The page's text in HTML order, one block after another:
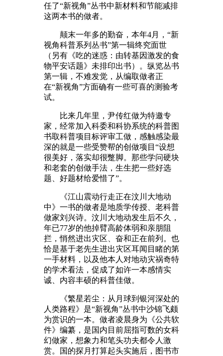
任了“新视角”丛书中新材料和节能减排
这两本书的做者。
颠末一年多的勤奋，本年4月，“新
视角科普系列丛书”第一辑终究面世
（另有《吃的迷惑：由转基因激发的食
物平安话题》未排印出书）。纵览丛书
第一辑，不难发觉，从编取做者正
在“新视角”方面确有一些可喜的测验考
试。
比来几年里，尹传红做为特邀专
家，经常加入科委和科协系统的科普图
书取科普项目标评审工做，感触感染最
深的就是一些受赞帮的创做项目“设想
很美好，落实却很蹩脚。那些学问硬块
和老套的创做手法，生生把一些好选
题、好题材给爱惜了”。
《江山震动行走正在汶川大地动
中》一书的做者是地质学传授、老科普
做家刘兴诗。汶川大地动发生后不久，
年已77岁的他掉臂高龄体弱和亲朋阻
拦，悄然进出灾区、奋和正在前列。也
恰是基于老先生进出灾区耳闻目睹的第
一手材料，以及他本人对地动灾祸奇特
的学术看法，促成了如许一本感情实
诚、内容丰硕的科普佳做。
《繁星若尘：从月球到银河深处的
人类路程》是“新视角”丛书中沙锦飞颇
为赏识的一本。做者凌晨身为《公共软
件》编纂，是国内目前屈指可数的女科
幻做家，想象力和笔头功夫都令人激
赏。国的探月打算起头实施后，图书市